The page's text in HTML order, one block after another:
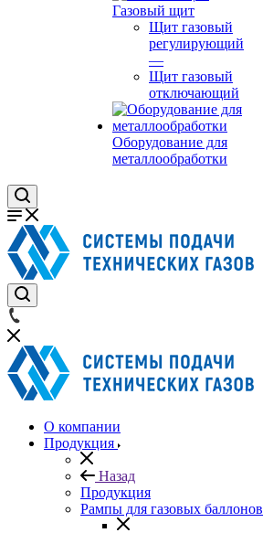
Газовый щит
Щит газовый
регулирующий
—
Щит газовый
отключающий
Оборудование для
металлообработки
О компании
Продукция
Назад
Продукция
Рампы для газовых баллонов